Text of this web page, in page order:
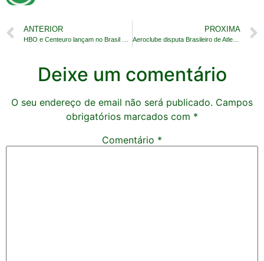
ANTERIOR PROXIMA
Aeroclube disputa Brasileiro de Atletismo em Timbó
Deixe um comentário
O seu endereço de email não será publicado. Campos
obrigatórios marcados com *
Comentário *